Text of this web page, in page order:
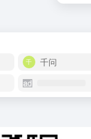
千问